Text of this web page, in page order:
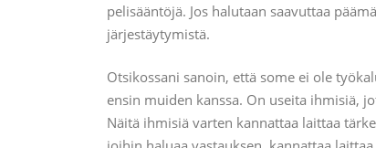
pelisääntöjä. Jos halutaan saavuttaa
järjestäytymistä.
Otsikossani sanoin, että some ei ole
ensin muiden kanssa. On useita ihmisiä,
Näitä ihmisiä varten kannattaa laittaa